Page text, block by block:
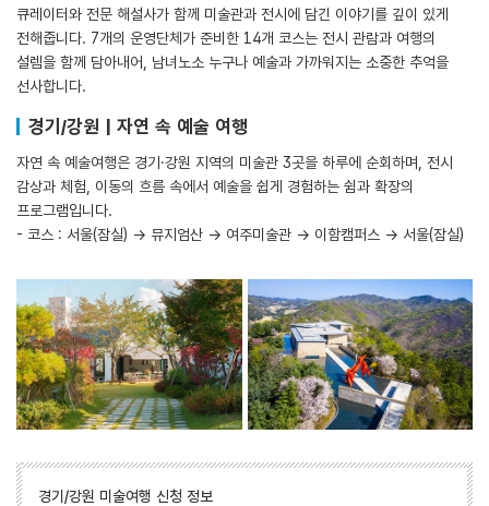
큐레이터와 전문 해설사가 함께 미술관과 전시에 담긴 이야기를 깊이 있게
전해줍니다. 7개의 운영단체가 준비한 14개 코스는 전시 관람과 여행의
설렘을 함께 담아내어, 남녀노소 누구나 예술과 가까워지는 소중한 추억을
선사합니다.
경기/강원 | 자연 속 예술 여행
자연 속 예술여행은 경기·강원 지역의 미술관 3곳을 하루에 순회하며, 전시
감상과 체험, 이동의 흐름 속에서 예술을 쉽게 경험하는 쉼과 확장의
프로그램입니다.
- 코스 : 서울(잠실) → 뮤지엄산 → 여주미술관 → 이함캠퍼스 → 서울(잠실)
경기/강원 미술여행 신청 정보